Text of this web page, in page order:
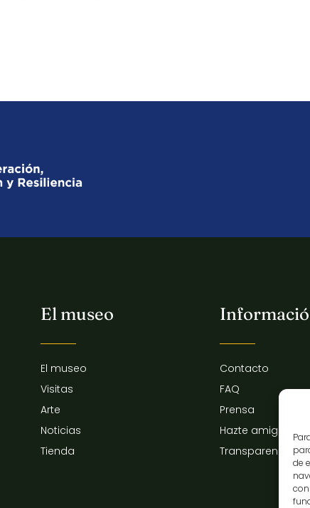
de
El museo
El museo
Visitas
Arte
Noticias
Tienda
Contacto
FAQ
Prensa
Hazte amigo del
Transparencia